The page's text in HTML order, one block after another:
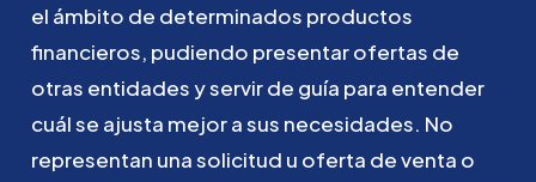
el ámbito de determinados productos
financieros, pudiendo presentarofertas de
otras entidadesyservirde guía para entender
cuálse ajusta mejorasus necesidades. No
representan unasolicitud u oferta deventa o